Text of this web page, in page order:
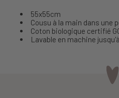
55x55cm
Cousu à la main dans une
Coton biologique certifié
Lavable en machine